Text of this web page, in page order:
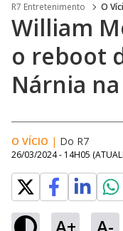
R7 Entretenimento O
William
o reboot
Nárnia
O VÍCIO | Do R7
26/03/2024 - 14H05